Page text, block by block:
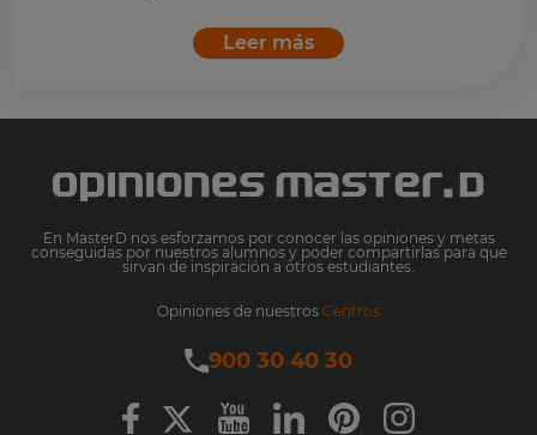
Leer más
En MasterD nos esforzamos por conocer las opiniones y metas
conseguidas por nuestros alumnos y poder compartirlas para que
sirvan de inspiración a otros estudiantes.
Opiniones de nuestros Centros
900 30 40 30